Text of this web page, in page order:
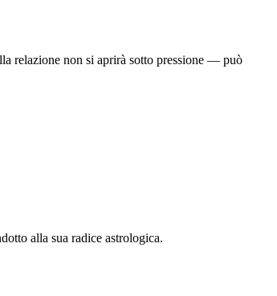
relazione non si aprirà sotto pressione — può
alla sua radice astrologica.